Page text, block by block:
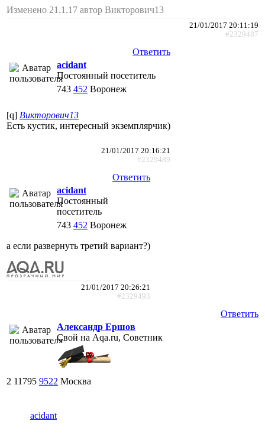
Изменено 21.1.17 автор Викторович13
21/01/2017 20:11:19
#2329487
Ответить
acidant
Постоянный посетитель
743 452 Воронеж
[q] Викторович13
Есть кустик, интересный экземплярчик)
21/01/2017 20:16:21
#2329489
Ответить
acidant
Постоянный
посетитель
743 452 Воронеж
а если развернуть третий вариант?)
21/01/2017 20:26:21
#2329493
Ответить
Александр Ершов
Свой на Aqa.ru, Советник
2 11795 9522 Москва
acidant